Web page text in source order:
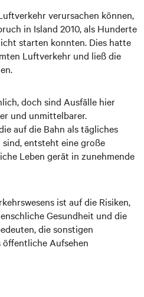
verursachen können,
in Island 2010, als Hunderte
starten konnten. Dies hatte
Luftverkehr und ließ die
doch sind Ausfälle hier
und unmittelbarer.
auf die Bahn als tägliches
entsteht eine große
Leben gerät in zunehmende
ist auf die Risiken,
Gesundheit und die
die sonstigen
öffentliche Aufsehen